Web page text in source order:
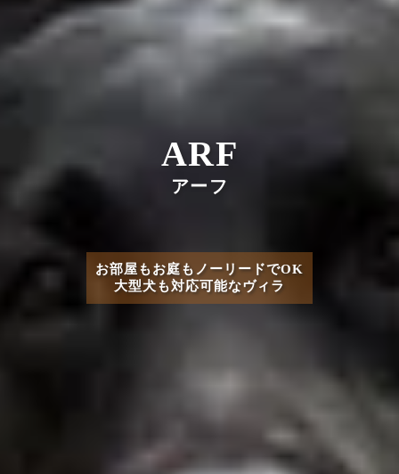
ARF
アーフ
お部屋もお庭もノーリードでOK
大型犬も対応可能なヴィラ